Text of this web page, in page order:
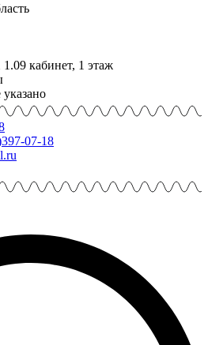
кабинет, 1 этаж
07-18